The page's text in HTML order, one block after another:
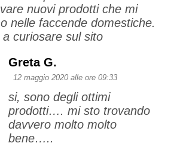
nuovi prodotti che mi
nelle faccende domestiche.
a curiosare sul sito
Greta G.
12 maggio 2020 alle ore 09:33
si, sono degli ottimi
prodotti…. mi sto trovando
davvero molto molto
bene…..